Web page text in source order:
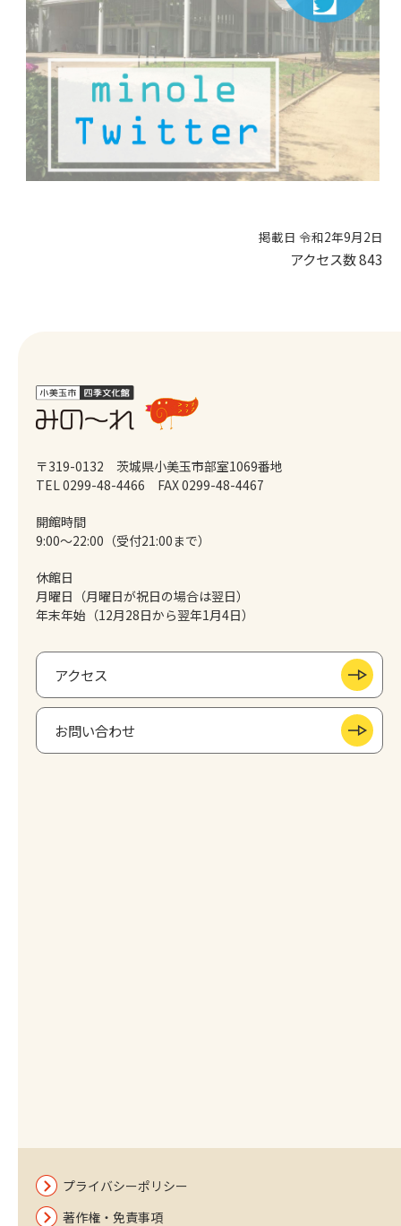
掲載日 令和2年9月2日
アクセス数843
〒319-0132 茨城県小美玉市部室1069番地
TEL 0299-48-4466
FAX 0299-48-4467
開館時間
9:00～22:00（受付21:00まで）
休館日
月曜日（月曜日が祝日の場合は翌日）
年末年始（12月28日から翌年1月4日）
アクセス
お問い合わせ
プライバシーポリシー
著作権・免責事項